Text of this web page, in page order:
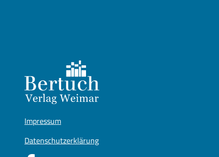
Impressum
Datenschutzerklärung